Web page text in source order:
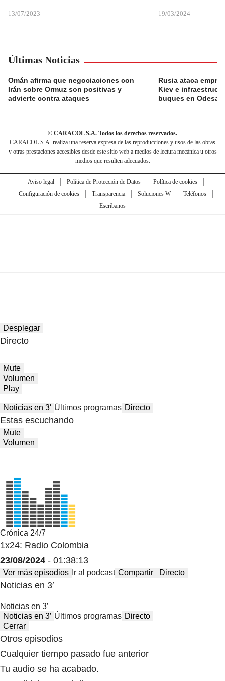
13/07/2023 19/03/2024
Últimas Noticias
Omán afirma que negociaciones con
Irán sobre Ormuz son positivas y
advierte contra ataques
Rusia ataca
Kiev e
buques en Odesa
© CARACOL S.A. Todos los derechos reservados.
CARACOL S.A. realiza una reserva expresa de las reproducciones y usos de las obras
y otras prestaciones accesibles desde este sitio web a medios de lectura mecánica u otros
medios que resulten adecuados.
Aviso legal Política de Protección de Datos
Política de cookies
Configuración de cookies
Transparencia Soluciones W
Teléfonos
Escríbanos
Desplegar
Directo
Mute
Volumen
Play
Noticias en 3′ Últimos programas Directo
Estas escuchando
Mute
Volumen
Crónica 24/7
1x24: Radio Colombia
23/08/2024 - 01:38:13
Ver más episodios Ir al podcast Compartir Directo
Noticias en 3′
Noticias en 3′
Noticias en 3′ Últimos programas Directo
Cerrar
Otros episodios
Cualquier tiempo pasado fue anterior
Tu audio se ha acabado.